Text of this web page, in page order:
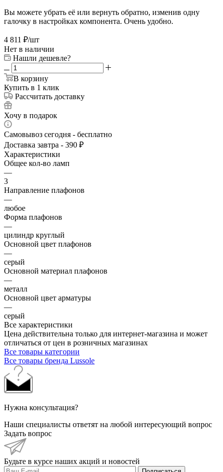
Вы можете убрать её или вернуть обратно, изменив одну
галочку в настройках компонента. Очень удобно.
4 811 ₽/шт
Нет в наличии
Нашли дешевле?
В корзину
Купить в 1 клик
Рассчитать доставку
Хочу в подарок
Самовывоз сегодня - бесплатно
Доставка завтра - 390 ₽
Характеристики
Общее кол-во ламп
—
3
Направление плафонов
—
любое
Форма плафонов
—
цилиндр круглый
Основной цвет плафонов
—
серый
Основной материал плафонов
—
металл
Основной цвет арматуры
—
серый
Все характеристики
Цена действительна только для интернет-магазина и может
отличаться от цен в розничных магазинах
Все товары категории
Все товары бренда Lussole
Нужна консультация?
Наши специалисты ответят на любой интересующий вопрос
Задать вопрос
Будьте в курсе наших акций и новостей